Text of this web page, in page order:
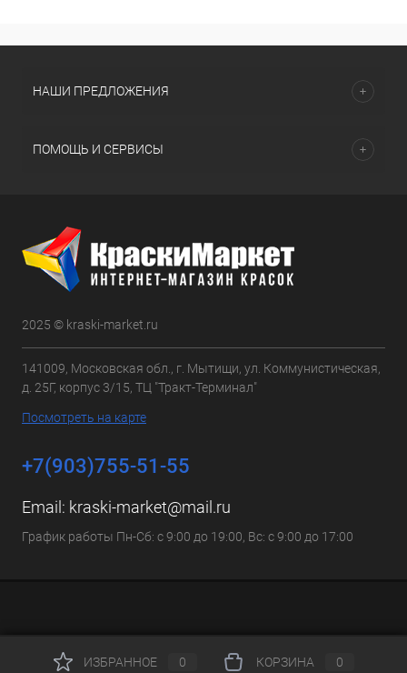
НАШИ ПРЕДЛОЖЕНИЯ
ПОМОЩЬ И СЕРВИСЫ
2025 © kraski-market.ru
141009, Московская обл., г. Мытищи, ул. Коммунистическая,
д. 25Г, корпус 3/15, ТЦ "Тракт-Терминал"
Посмотреть на карте
+7(903)755-51-55
Email: kraski-market@mail.ru
График работы Пн-Сб: с 9:00 до 19:00, Вс: с 9:00 до 17:00
ИЗБРАННОЕ 0 КОРЗИНА 0